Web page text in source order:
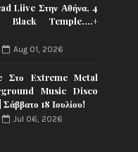
Liive Στην Αθήνα, 4
Black Temple….+
Aug 01, 2026
Στο Extreme Metal
Music Disco
18 Ιουλίου!
Jul 06, 2026